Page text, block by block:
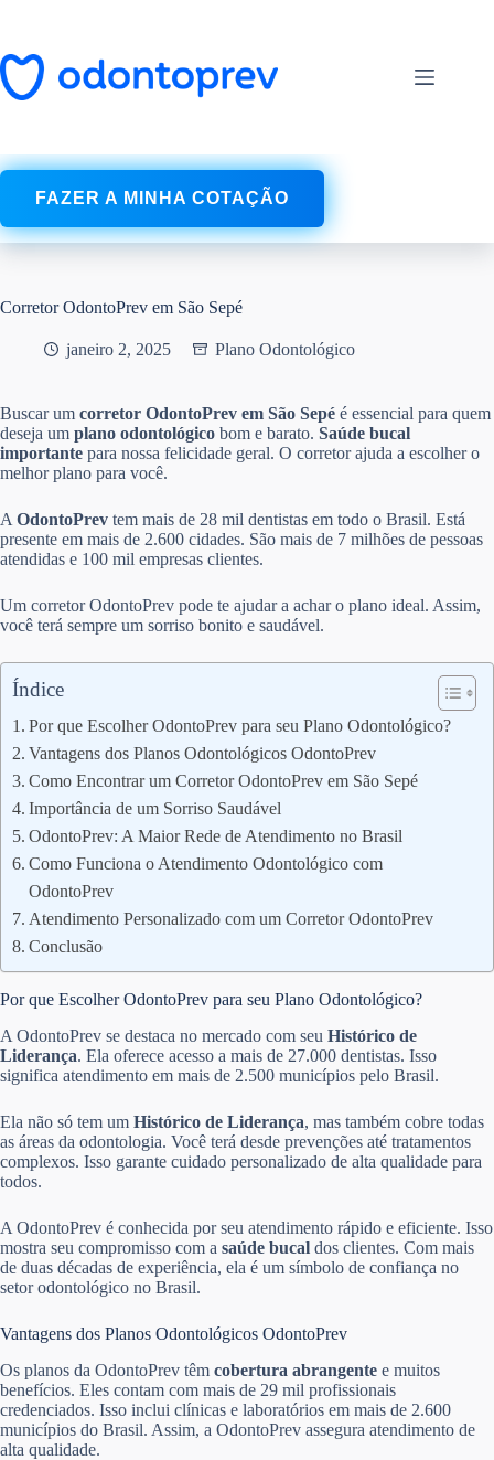
conteúdo
FAZER A MINHA COTAÇÃO
Corretor OdontoPrev em São Sepé
janeiro 2, 2025 Plano Odontológico
Buscar um corretor OdontoPrev em São Sepé é essencial para quem
deseja um plano odontológico bom e barato. Saúde bucal
importante para nossa felicidade geral. O corretor ajuda a escolher o
melhor plano para você.
A OdontoPrev tem mais de 28 mil dentistas em todo o Brasil. Está
presente em mais de 2.600 cidades. São mais de 7 milhões de pessoas
atendidas e 100 mil empresas clientes.
Um corretor OdontoPrev pode te ajudar a achar o plano ideal. Assim,
você terá sempre um sorriso bonito e saudável.
Índice
Por que Escolher OdontoPrev para seu Plano Odontológico?
Vantagens dos Planos Odontológicos OdontoPrev
Como Encontrar um Corretor OdontoPrev em São Sepé
Importância de um Sorriso Saudável
OdontoPrev: A Maior Rede de Atendimento no Brasil
Como Funciona o Atendimento Odontológico com
OdontoPrev
Atendimento Personalizado com um Corretor OdontoPrev
Conclusão
Por que Escolher OdontoPrev para seu Plano Odontológico?
A OdontoPrev se destaca no mercado com seu Histórico de
Liderança. Ela oferece acesso a mais de 27.000 dentistas. Isso
significa atendimento em mais de 2.500 municípios pelo Brasil.
Ela não só tem um Histórico de Liderança, mas também cobre todas
as áreas da odontologia. Você terá desde prevenções até tratamentos
complexos. Isso garante cuidado personalizado de alta qualidade para
todos.
A OdontoPrev é conhecida por seu atendimento rápido e eficiente. Isso
mostra seu compromisso com a saúde bucal dos clientes. Com mais
de duas décadas de experiência, ela é um símbolo de confiança no
setor odontológico no Brasil.
Vantagens dos Planos Odontológicos OdontoPrev
Os planos da OdontoPrev têm cobertura abrangente e muitos
benefícios. Eles contam com mais de 29 mil profissionais
credenciados. Isso inclui clínicas e laboratórios em mais de 2.600
municípios do Brasil. Assim, a OdontoPrev assegura atendimento de
alta qualidade.